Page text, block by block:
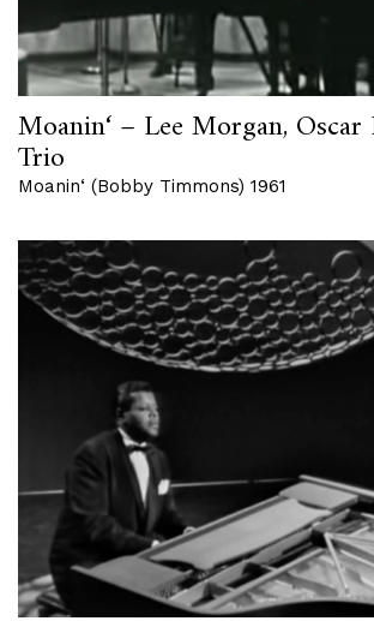
Moanin‘ – Lee Morgan, Oscar
Trio
Moanin‘ (Bobby Timmons) 1961